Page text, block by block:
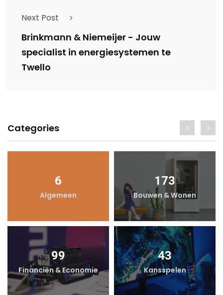
Next Post
Brinkmann & Niemeijer - Jouw
specialist in energiesystemen te
Twello
Categories
6
Algemeen
173
Bouwen & Wonen
99
Financiën & Economie
43
Kansspelen